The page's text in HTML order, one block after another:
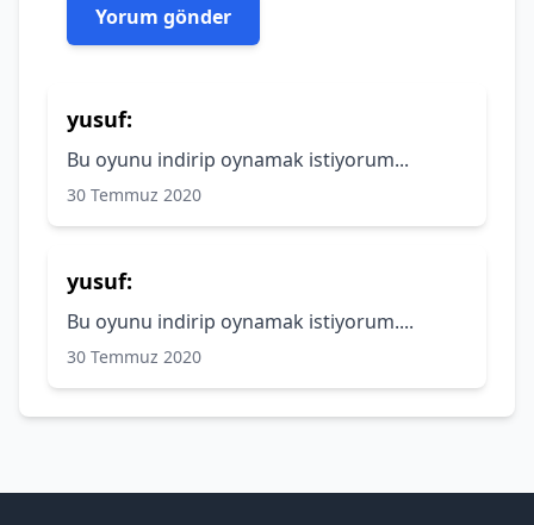
yusuf:
Bu oyunu indirip oynamak istiyorum...
30 Temmuz 2020
yusuf:
Bu oyunu indirip oynamak istiyorum....
30 Temmuz 2020